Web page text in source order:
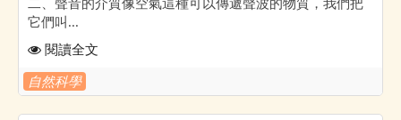
二、聲音的介質像空氣這種可以傳遞聲波的物質，我們把
它們叫...
閱讀全文
自然科學